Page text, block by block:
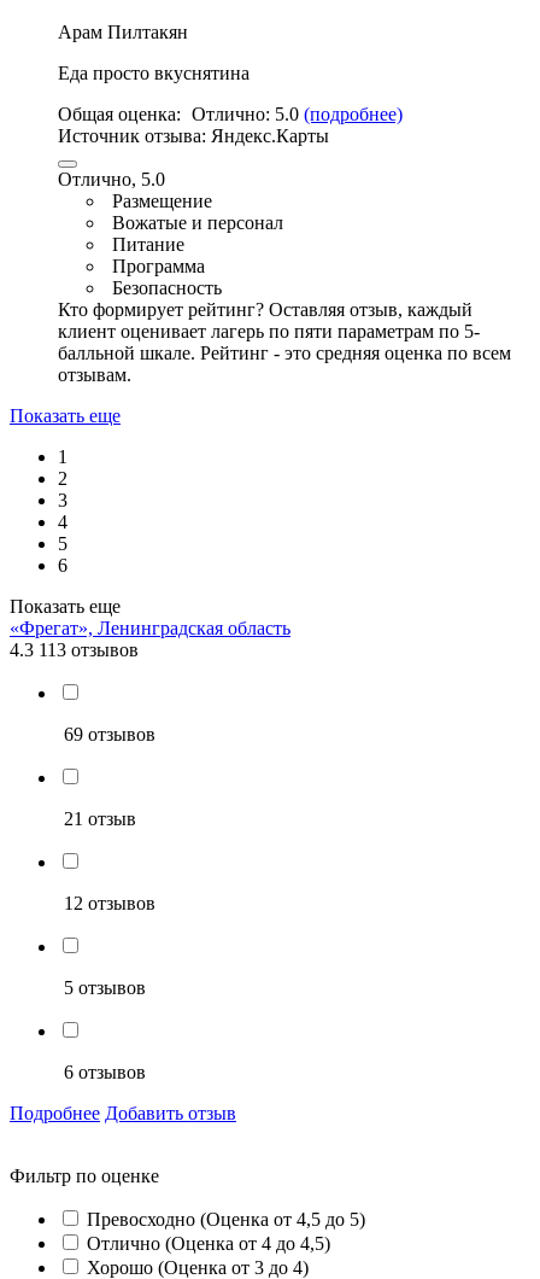
Арам Пилтакян
Еда просто вкуснятина
Общая оценка: Отлично: 5.0 (подробнее)
Источник отзыва: Яндекс.Карты
Отлично, 5.0
Размещение
Вожатые и персонал
Питание
Программа
Безопасность
Кто формирует рейтинг? Оставляя отзыв, каждый
клиент оценивает лагерь по пяти параметрам по 5-
балльной шкале. Рейтинг - это средняя оценка по всем
отзывам.
Показать еще
1
2
3
4
5
6
Показать еще
«Фрегат», Ленинградская область
4.3 113 отзывов
69 отзывов
21 отзыв
12 отзывов
5 отзывов
6 отзывов
Подробнее Добавить отзыв
Фильтр по оценке
Превосходно (Оценка от 4,5 до 5)
Отлично (Оценка от 4 до 4,5)
Хорошо (Оценка от 3 до 4)